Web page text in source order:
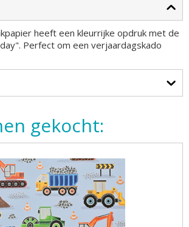
heeft een kleurrijke opdruk met de
Perfect om een verjaardagskado
gekocht: